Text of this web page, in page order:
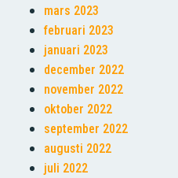
mars 2023
februari 2023
januari 2023
december 2022
november 2022
oktober 2022
september 2022
augusti 2022
juli 2022